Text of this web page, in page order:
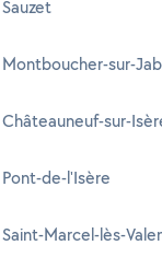
sur-
sur-
de-l'Isère
Marcel-lès-